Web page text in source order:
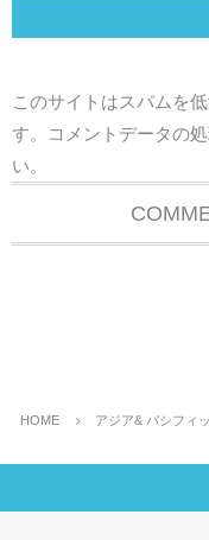
このサイトはスパムを
す。
コメントデータの
い。
HOME アジア& パシフィ